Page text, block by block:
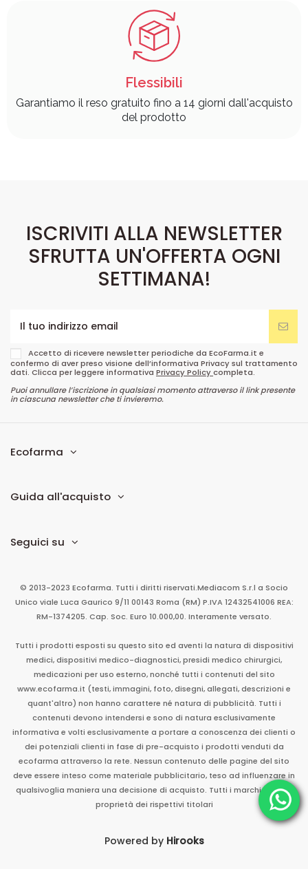
Flessibili
Garantiamo il reso gratuito fino a 14 giorni dall'acquisto
del prodotto
ISCRIVITI ALLA NEWSLETTER
SFRUTTA UN'OFFERTA OGNI
SETTIMANA!
Accetto di ricevere newsletter periodiche da EcoFarma.it e
confermo di aver preso visione dell’informativa Privacy sul trattamento
dati. Clicca per leggere informativa Privacy Policycompleta.
Puoi annullare l’iscrizione in qualsiasi momento attraverso il link presente
in ciascuna newsletter che ti invieremo.
Ecofarma
Guida all'acquisto
Seguici su
© 2013-2023 Ecofarma. Tutti i diritti riservati.Mediacom S.r.l a Socio
Unico viale Luca Gaurico 9/11 00143 Roma (RM) P.IVA 12432541006 REA:
RM-1374205. Cap. Soc. Euro 10.000,00. Interamente versato.
Tutti i prodotti esposti su questo sito ed aventi la natura di dispositivi
medici, dispositivi medico-diagnostici, presidi medico chirurgici,
medicazioni per uso esterno, nonché tutti i contenuti del sito
www.ecofarma.it (testi, immagini, foto, disegni, allegati, descrizioni e
quant'altro) non hanno carattere né natura di pubblicità. Tutti i
contenuti devono intendersi e sono di natura esclusivamente
informativa e volti esclusivamente a portare a conoscenza dei clienti o
dei potenziali clienti in fase di pre-acquisto i prodotti venduti da
ecofarma attraverso la rete. Nessun contenuto delle pagine del sito
deve essere inteso come materiale pubblicitario, teso ad influenzare in
qualsivoglia maniera una decisione di acquisto. Tutti i marchi sono di
proprietà dei rispettivi titolari
Powered by Hirooks